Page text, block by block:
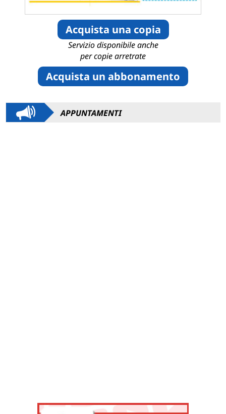
Acquista una copia
Servizio disponibile anche
per copie arretrate
Acquista un abbonamento
APPUNTAMENTI